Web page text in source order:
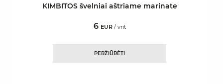
KIMBITOS švelniai aštriame marinate
6 EUR/ vnt
PERŽIŪRĖTI